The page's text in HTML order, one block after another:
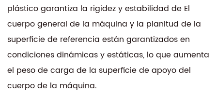
operador como a la máquina, mejorando la
confiabilidad y reduciendo los costos de
mantenimiento.
La máquina de electroerosión por hilo CNC servo
DK7740C (±12°) es una herramienta versátil,
eficiente y precisa diseñada para satisfacer las
plástico garantiza la rigidez y estabilidad de El
cuerpo general de la máquina y la planitud de la
superficie de referencia están garantizados en
condiciones dinámicas y estáticas, lo que aumenta
el peso de carga de la superficie de apoyo del
cuerpo de la máquina.